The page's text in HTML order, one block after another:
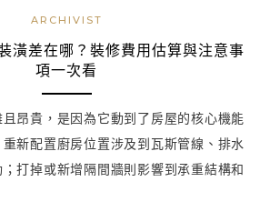
ARCHIVIST
潢差在哪？裝修費用估算與注意事
項一次看
且昂貴，是因為它動到了房屋的核心機能
新配置廚房位置涉及到瓦斯管線、排水
打掉或新增隔間牆則影響到承重結構和